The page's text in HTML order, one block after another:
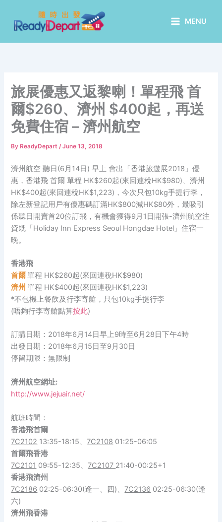
content
MENU
旅展優惠又返黎喇！單程飛 首
爾$260、濟州 $400起，再送
免費住宿 – 濟州航空
By ReadyDepart/June 13, 2018
濟州航空 聽日(6月14日) 早上 會出「香港旅遊展2018」優
惠，香港飛 首爾 單程 HK$260起(來回連稅HK$980)、濟州
HK$400起(來回連稅HK$1,223)，今次只包10kg手提行李，
除左新登記用戶有優惠碼訂滿HK$800減HK$80外，最吸引
係聽日開賣首20位訂飛，有機會獲得9月1日開張-濟州航空注
資既「Holiday Inn Express Seoul Hongdae Hotel」住宿一
晚。
香港飛
首爾單程 HK$260起(來回連稅HK$980)
濟州單程 HK$400起(來回連稅HK$1,223)
*不包機上餐飲及行李寄艙，只包10kg手提行李
(唔夠行李寄艙點算按此)
訂購日期：2018年6月14日早上9時至6月28日下午4時
出發日期：2018年6月15日至9月30日
停留期限：無限制
濟州航空網址:
http://www.jejuair.net/
航班時間：
香港飛首爾
7C2102 13:35-18:15、 7C2108 01:25-06:05
首爾飛香港
7C2101 09:55-12:35、 7C2107 21:40-00:25+1
香港飛濟州
7C2186 02:25-06:30(逢一、四)、 7C2136 02:25-06:30(逢
六)
濟州飛香港